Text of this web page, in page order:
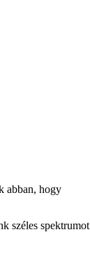
abban, hogy
széles spektrumot